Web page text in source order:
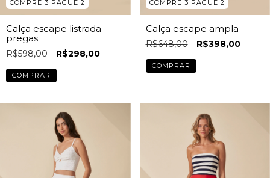
COMPRE 3 PAGUE 2
Calça escape listrada
pregas
R$598,00 R$298,00
COMPRAR
COMPRE 3 PAGUE 2
Calça escape ampla
R$648,00 R$398,00
COMPRAR